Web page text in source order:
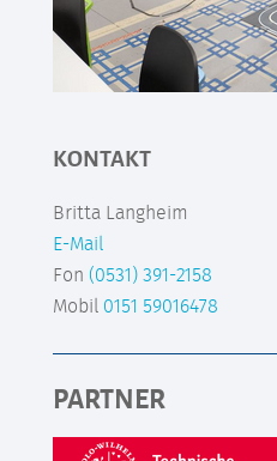
KONTAKT
Britta Langheim
E-Mail
Fon (0531) 391-2158
Mobil 0151 59016478
PARTNER